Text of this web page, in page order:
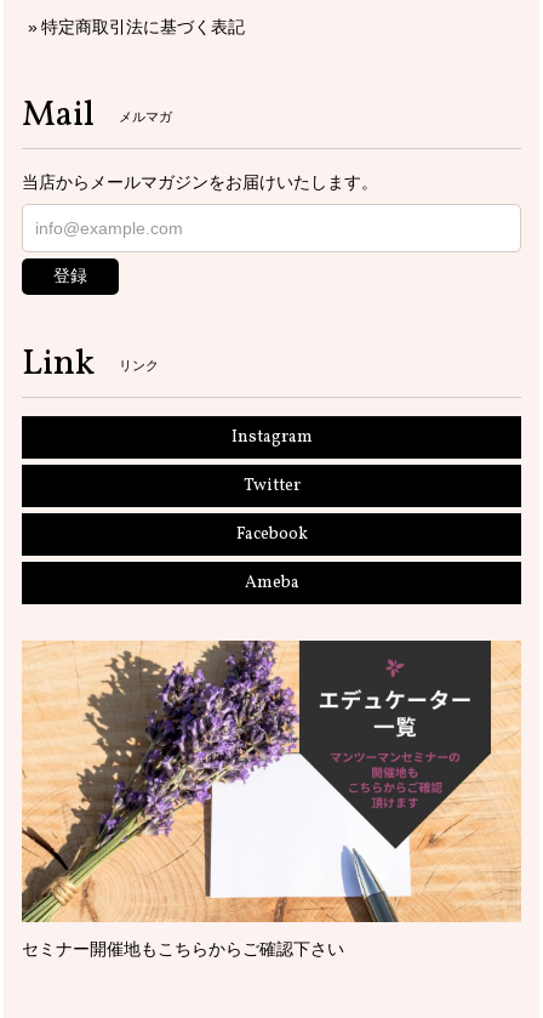
特定商取引法に基づく表記
Mail メルマガ
当店からメールマガジンをお届けいたします。
登録
Link リンク
Instagram
Twitter
Facebook
Ameba
セミナー開催地もこちらからご確認下さい